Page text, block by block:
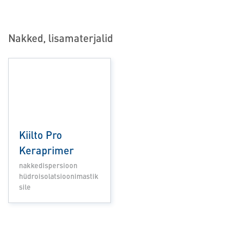
Nakked, lisamaterjalid
Kiilto Pro
Keraprimer
nakkedispersioon
hüdroisolatsioonimastik
sile